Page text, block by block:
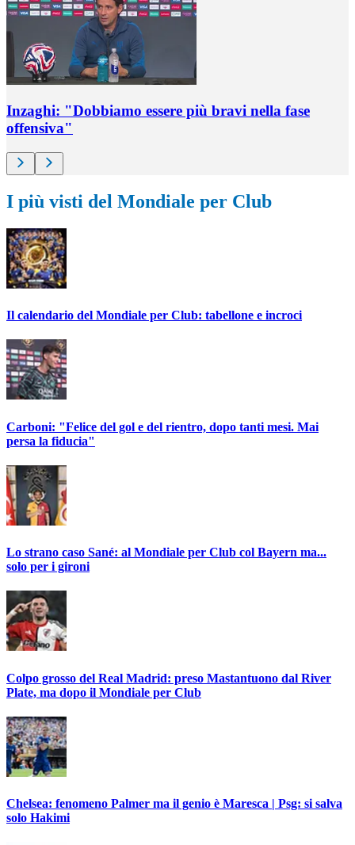
Inzaghi: "Dobbiamo essere più bravi nella fase
offensiva"
I più visti del Mondiale per Club
Il calendario del Mondiale per Club: tabellone e incroci
Carboni: "Felice del gol e del rientro, dopo tanti mesi. Mai
persa la fiducia"
Lo strano caso Sané: al Mondiale per Club col Bayern ma...
solo per i gironi
Colpo grosso del Real Madrid: preso Mastantuono dal River
Plate, ma dopo il Mondiale per Club
Chelsea: fenomeno Palmer ma il genio è Maresca | Psg: si salva
solo Hakimi